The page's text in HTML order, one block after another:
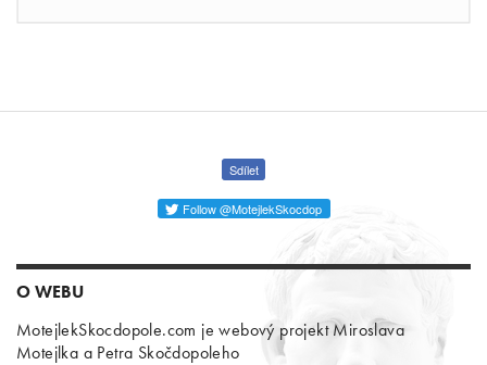
Sdílet
Follow @MotejlekSkocdop
O WEBU
MotejlekSkocdopole.com je webový projekt Miroslava
Motejlka a Petra Skočdopoleho